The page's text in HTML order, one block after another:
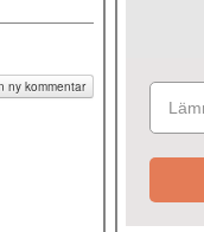
av barn
ny kommentar